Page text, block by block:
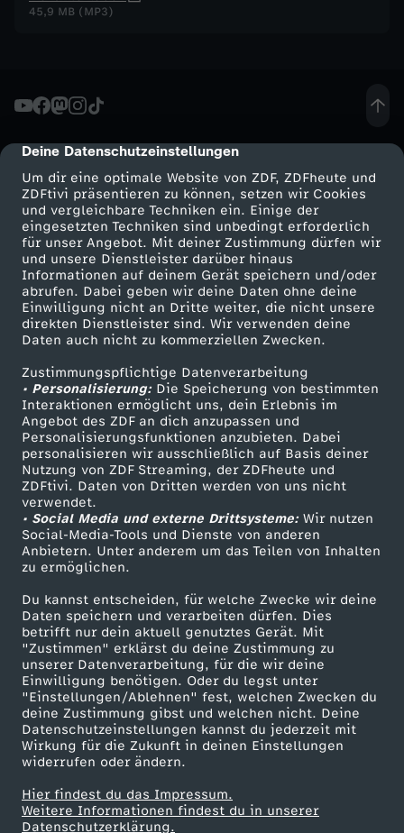
cmp-dialog-description
Deine Datenschutzeinstellungen
Um dir eine optimale Website von ZDF, ZDFheute und
ZDFtivi präsentieren zu können, setzen wir Cookies
und vergleichbare Techniken ein. Einige der
eingesetzten Techniken sind unbedingt erforderlich
für unser Angebot. Mit deiner Zustimmung dürfen wir
und unsere Dienstleister darüber hinaus
Informationen auf deinem Gerät speichern und/oder
abrufen. Dabei geben wir deine Daten ohne deine
Einwilligung nicht an Dritte weiter, die nicht unsere
direkten Dienstleister sind. Wir verwenden deine
Daten auch nicht zu kommerziellen Zwecken.
Zustimmungspflichtige Datenverarbeitung
• Personalisierung:Die Speicherung von bestimmten
Interaktionen ermöglicht uns, dein Erlebnis im
Angebot des ZDF an dich anzupassen und
Personalisierungsfunktionen anzubieten. Dabei
personalisieren wir ausschließlich auf Basis deiner
Nutzung von ZDF Streaming, der ZDFheute und
ZDFtivi. Daten von Dritten werden von uns nicht
verwendet.
• Social Media und externe Drittsysteme:Wir nutzen
Social-Media-Tools und Dienste von anderen
Anbietern. Unter anderem um das Teilen von Inhalten
zu ermöglichen.
Du kannst entscheiden, für welche Zwecke wir deine
Daten speichern und verarbeiten dürfen. Dies
betrifft nur dein aktuell genutztes Gerät. Mit
"Zustimmen" erklärst du deine Zustimmung zu
unserer Datenverarbeitung, für die wir deine
Einwilligung benötigen. Oder du legst unter
"Einstellungen/Ablehnen" fest, welchen Zwecken du
deine Zustimmung gibst und welchen nicht. Deine
Datenschutzeinstellungen kannst du jederzeit mit
Wirkung für die Zukunft in deinen Einstellungen
widerrufen oder ändern.
Hier findest du das Impressum.
Weitere Informationen findest du in unserer
Datenschutzerklärung.
45,9 MB (MP3)
Mehr ZDF
ZDF-Apps
Smart TV
ZDFtext
Livestreams
Sendungen A-Z
TV-Programm
Service
ZDFmitreden
Kontakt zum ZDF
Tickets
Zuschauerservice
Hilfe
ZDF Unternehmen
Karriere
ZDF goes Schule
Werbefernsehen
Mainzelmännchen
Partner